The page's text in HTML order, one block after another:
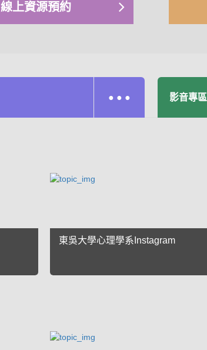
線上資源預約
● ● ● 影音專區
東吳大學心理學系Instagram